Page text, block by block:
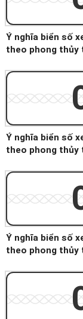
Ý nghĩa biển số
theo phong thủy
Ý nghĩa biển số
theo phong thủy
Ý nghĩa biển số
theo phong thủy